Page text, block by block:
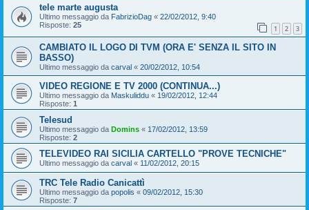
tele marte augusta
Ultimo messaggio da FabrizioDag « 22/02/2012, 9:40
Risposte: 25 1 2 3
CAMBIATO IL LOGO DI TVM (ORA E' SENZA IL SITO IN
BASSO)
Ultimo messaggio da carval « 20/02/2012, 10:54
VIDEO REGIONE E TV 2000 (CONTINUA...)
Ultimo messaggio da Maskuliddu « 19/02/2012, 12:44
Risposte: 1
Telesud
Ultimo messaggio da Domins « 17/02/2012, 13:59
Risposte: 2
TELEVIDEO RAI SICILIA CARTELLO "PROVE TECNICHE"
Ultimo messaggio da carval « 11/02/2012, 20:15
TRC Tele Radio Canicattì
Ultimo messaggio da popolis « 09/02/2012, 15:30
Risposte: 7